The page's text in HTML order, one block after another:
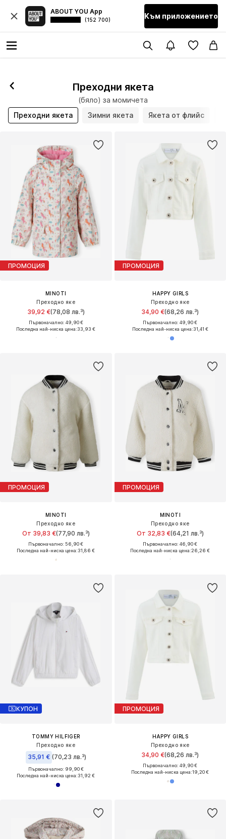
ABOUT YOU App
(152 700) Към приложението
Преходни якета
(бяло) за момичета
Преходни якета
Зимни якета Якета от флийс
ПРОМОЦИЯ
MINOTI
Преходно яке
39,92 €(78,08 лв.³)
Първоначално: 49,90 €
Последна най-ниска цена:33,93 €
ПРОМОЦИЯ
HAPPY GIRLS
Преходно яке
34,90 €(68,26 лв.³)
Първоначално: 49,90 €
Последна най-ниска цена:31,41 €
ПРОМОЦИЯ
MINOTI
Преходно яке
От 39,83 €(77,90 лв.³)
Първоначално: 56,90 €
Последна най-ниска цена:31,86 €
ПРОМОЦИЯ
MINOTI
Преходно яке
От 32,83 €(64,21 лв.³)
Първоначално: 46,90 €
Последна най-ниска цена:26,26 €
КУПОН
TOMMY HILFIGER
Преходно яке
35,91 € (70,23 лв.³)
Първоначално: 99,90 €
Последна най-ниска цена:31,92 €
ПРОМОЦИЯ
HAPPY GIRLS
Преходно яке
34,90 €(68,26 лв.³)
Първоначално: 49,90 €
Последна най-ниска цена:19,20 €